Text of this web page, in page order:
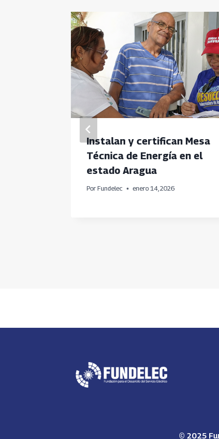
Instalan y certifican Mesa
Técnica de Energía en el
estado Aragua
Por Fundelec enero 14, 2026
© 2025